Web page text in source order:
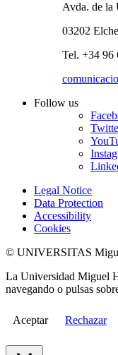
Avda. de la
03202
Tel. +34 96
Follow us
Legal Notice
Data Protection
Accessibility
Cookies
© UNIVERSITAS
La Universidad Miguel
navegando o pulsas
Aceptar Rechazar